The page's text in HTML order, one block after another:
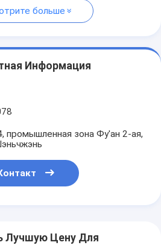
больше
Информация
промышленная зона Фу'ан 2-ая,
Лучшую Цену Для